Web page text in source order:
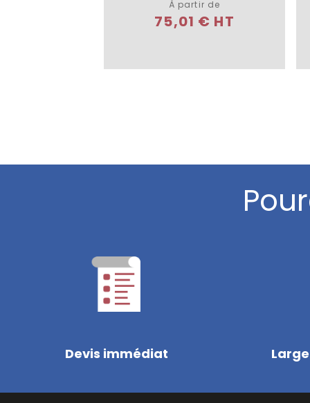
À partir de
75,01 € HT
Devis immédiat